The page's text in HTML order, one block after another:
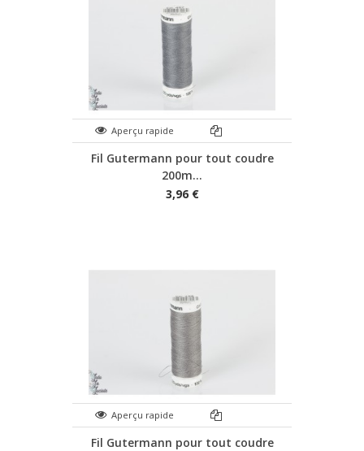
Aperçu rapide
Fil Gutermann pour tout coudre
200m...
3,96 €
Aperçu rapide
Fil Gutermann pour tout coudre